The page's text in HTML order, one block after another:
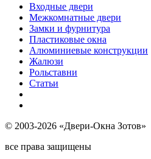
Входные двери
Межкомнатные двери
Замки и фурнитура
Пластиковые окна
Алюминиевые конструкции
Жалюзи
Рольставни
Статьи
© 2003-2026 «Двери-Окна Зотов»
все права защищены